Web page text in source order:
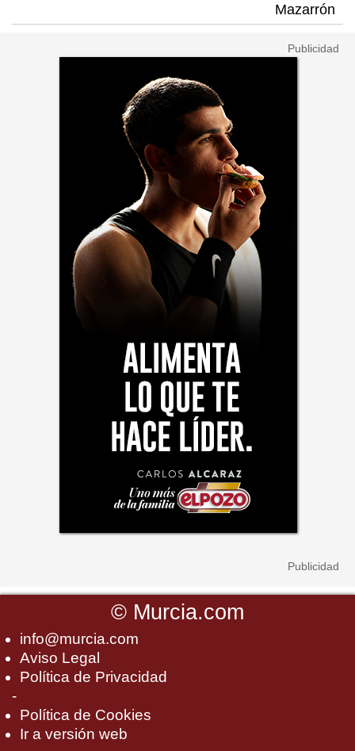
Mazarrón
© Murcia.com
info@murcia.com
Aviso Legal
Política de Privacidad
-
Política de Cookies
Ir a versión web